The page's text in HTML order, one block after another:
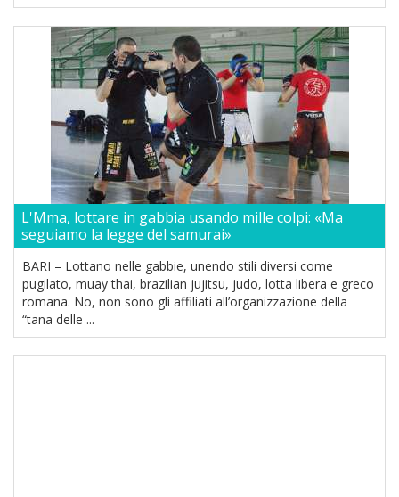
L'Mma, lottare in gabbia usando mille colpi: «Ma
seguiamo la legge del samurai»
BARI – Lottano nelle gabbie, unendo stili diversi come
pugilato, muay thai, brazilian jujitsu, judo, lotta libera e greco
romana. No, non sono gli affiliati all’organizzazione della
“tana delle ...